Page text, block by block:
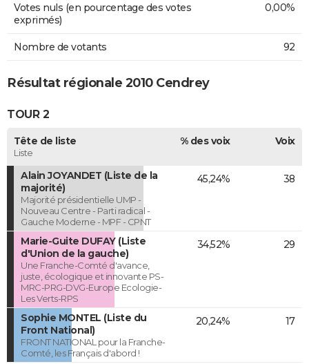
Votes nuls (en pourcentage des votes
exprimés)
0,00%
Nombre de votants 92
Résultat régionale 2010 Cendrey
TOUR 2
Tête de liste
Liste
% des voix Voix
Alain JOYANDET (Liste de la
majorité)
Majorité présidentielle UMP -
Nouveau Centre - Parti radical -
Gauche Moderne - MPF - CPNT
45,24% 38
Marie-Guite DUFAY (Liste
d'Union de la gauche)
Une Franche-Comté d'avance,
juste, écologique et innovante PS-
MRC-PRG-DVG-Europe Ecologie-
Les Verts-RPS
34,52% 29
Sophie MONTEL (Liste du
Front National)
FRONT NATIONAL pour la Franche-
Comté, les Français d'abord !
20,24% 17